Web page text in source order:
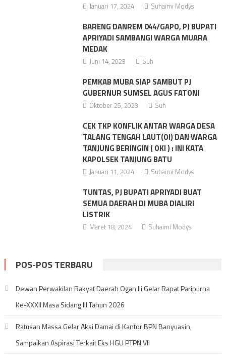
Januari 17, 2024 Suhaimi Modys
BARENG DANREM 044/GAPO, PJ BUPATI
APRIYADI SAMBANGI WARGA MUARA
MEDAK
Juni 14, 2023 Suh
PEMKAB MUBA SIAP SAMBUT PJ
GUBERNUR SUMSEL AGUS FATONI
Oktober 25, 2023 Suh
CEK TKP KONFLIK ANTAR WARGA DESA
TALANG TENGAH LAUT(OI) DAN WARGA
TANJUNG BERINGIN ( OKI ) : INI KATA
KAPOLSEK TANJUNG BATU
Januari 11, 2024 Suhaimi Modys
TUNTAS, PJ BUPATI APRIYADI BUAT
SEMUA DAERAH DI MUBA DIALIRI
LISTRIK
Maret 18, 2024 Suhaimi Modys
POS-POS TERBARU
Dewan Perwakilan Rakyat Daerah Ogan Ili Gelar Rapat Paripurna
Ke-XXXII Masa Sidang III Tahun 2026
Ratusan Massa Gelar Aksi Damai di Kantor BPN Banyuasin,
Sampaikan Aspirasi Terkait Eks HGU PTPN VII